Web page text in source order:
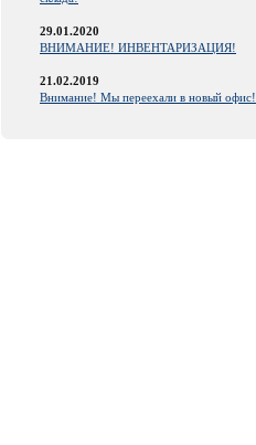
29.01.2020
ВНИМАНИЕ! ИНВЕНТАРИЗАЦИЯ!
21.02.2019
Внимание! Мы переехали в новый офис!